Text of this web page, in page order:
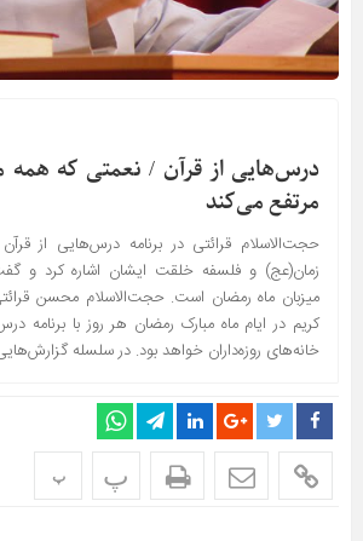
درس‌هایی از قرآن / نعمتی که همه
مرتفع می‌کند
حجت‌الاسلام قرائتی در برنامه درس‌هایی از
زمان(عج) و فلسفه خلقت ایشان اشاره کرد و
میزبان ماه رمضان است. حجت‌الاسلام محسن
کریم در ایام ماه مبارک رمضان هر روز با برنامه
خانه‌های روزه‌داران خواهد بود. در سلسله
پ پ